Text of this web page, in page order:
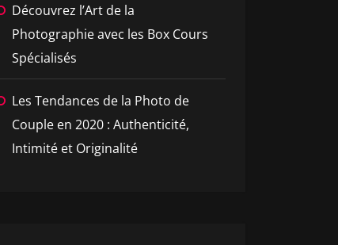
Découvrez l’Art de la
Photographie avec les Box Cours
Spécialisés
Les Tendances de la Photo de
Couple en 2020 : Authenticité,
Intimité et Originalité